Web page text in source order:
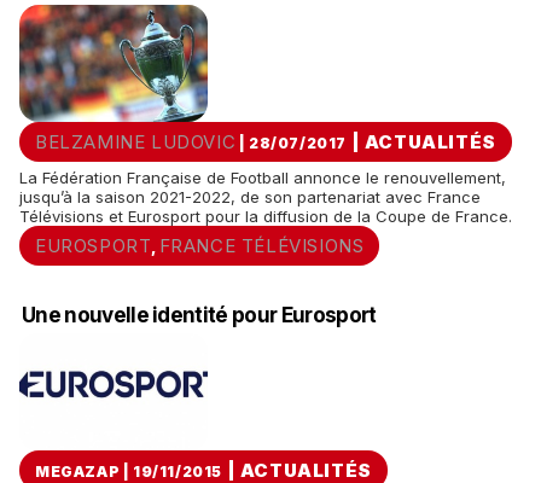
BELZAMINE LUDOVIC | 28/07/2017 ACTUALITÉS
La Fédération Française de Football annonce le renouvellement,
jusqu’à la saison 2021-2022, de son partenariat avec France
Télévisions et Eurosport pour la diffusion de la Coupe de France.
EUROSPORT FRANCE TÉLÉVISIONS
Une nouvelle identité pour Eurosport
MEGAZAP | 19/11/2015 ACTUALITÉS